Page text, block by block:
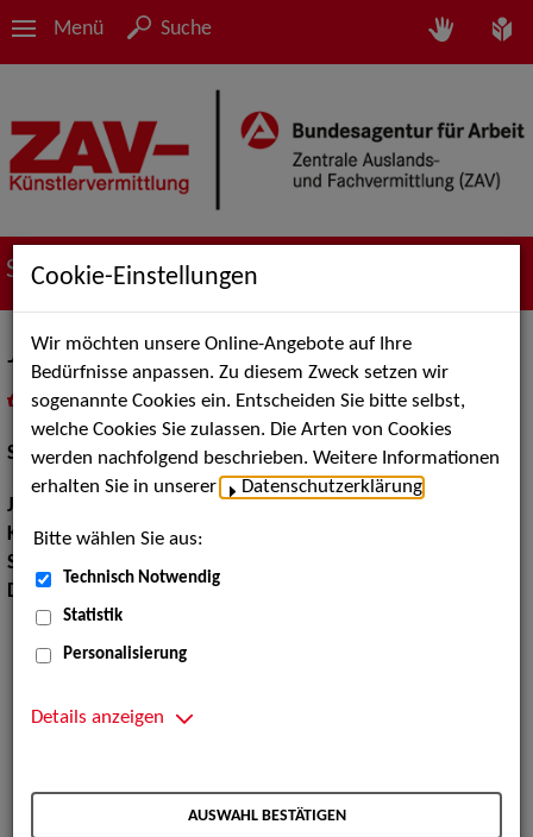
Menü Suche
Suche nach Künstler*innen
Johannes Karl
als PDF speichern
inMeine Merklistelegen
Schauspiel:Bühne
Jahrgang:
Körpergröße:180 cm
Sprachen:
Dialekte:
Bayerisch, Fränkisch
Cookie-Einstellungen
Wir möchten unsere Online-Angebote auf Ihre
Bedürfnisse anpassen. Zu diesem Zweck setzen wir
sogenannte Cookies ein. Entscheiden Sie bitte selbst,
welche Cookies Sie zulassen. Die Arten von Cookies
werden nachfolgend beschrieben. Weitere Informationen
erhalten Sie in unserer
Datenschutzerklärung
Bitte wählen Sie aus:
Technisch Notwendig
Statistik
Personalisierung
Details anzeigen
AUSWAHL BESTÄTIGEN